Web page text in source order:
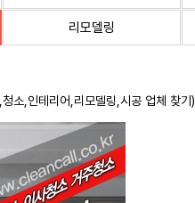
리모델링
청소 ,인테리어,리모델링,시공 업체 찾기)